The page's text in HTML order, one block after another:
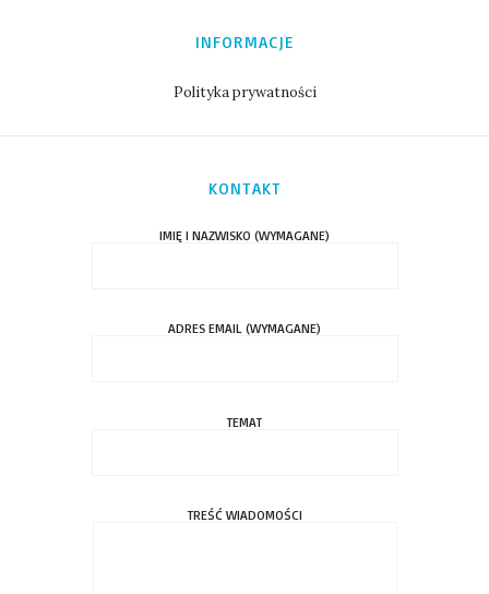
INFORMACJE
Polityka prywatności
KONTAKT
IMIĘ I NAZWISKO (WYMAGANE)
ADRES EMAIL (WYMAGANE)
TEMAT
TREŚĆ WIADOMOŚCI